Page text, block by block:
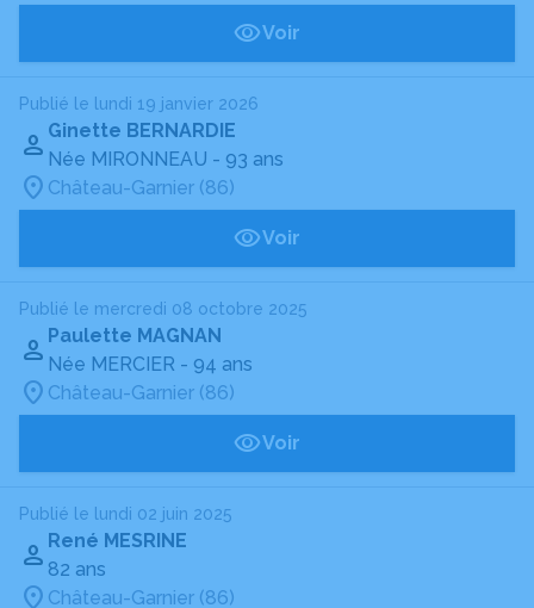
Voir
Publié le lundi 19 janvier 2026
Ginette BERNARDIE
Née MIRONNEAU - 93 ans
Château-Garnier (86)
Voir
Publié le mercredi 08 octobre 2025
Paulette MAGNAN
Née MERCIER - 94 ans
Château-Garnier (86)
Voir
Publié le lundi 02 juin 2025
René MESRINE
82 ans
Château-Garnier (86)